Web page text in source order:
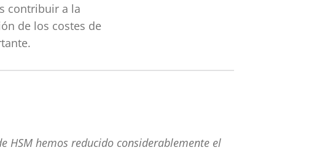
contribuir a la
de los costes de
HSM hemos reducido considerablemente el